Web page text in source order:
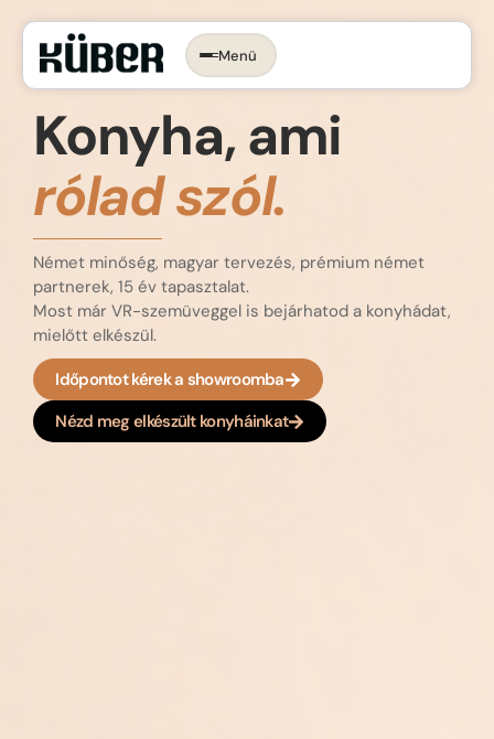
Menü
RÓLAD SZÓL.
Időpontot foglalok →
Az ergonomikus konyha
Konyhastílusok
More than kitchen
Konyhagépek, beépíthető készülékek
Belső megoldások
Munkalapok
Konyhatervezés
Kivitelezés
VR konyhatervezés
Konyha, ami
rólad szól.
Német minőség, magyar tervezés, prémium német
partnerek, 15 év tapasztalat.
Most már VR-szemüveggel is bejárhatod a konyhádat,
mielőtt elkészül.
Időpontot kérek a showroomba
Nézd meg elkészült konyháinkat